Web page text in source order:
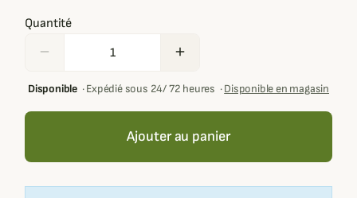
Quantité
remove add
Disponible·Expédié sous 24/ 72 heures ·Disponible en magasin
Ajouter au panier